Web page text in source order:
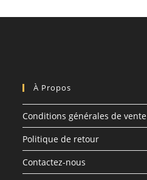
À Propos
Conditions générales de vente
Politique de retour
Contactez-nous